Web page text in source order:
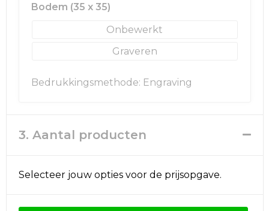
Bodem (35 x 35)
Onbewerkt
Graveren
Bedrukkingsmethode: Engraving
3. Aantal producten
Selecteer jouw opties voor de prijsopgave.